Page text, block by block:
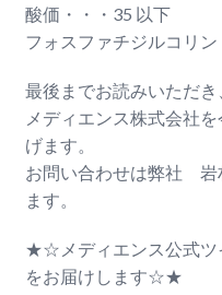
酸価・・・35 以下
フォスファチジルコリン
最後までお読みいただき
メディエンス株式会社
げます。
お問い合わせは弊社 岩
ます。
★☆メディエンス公式ツ
をお届けします☆★